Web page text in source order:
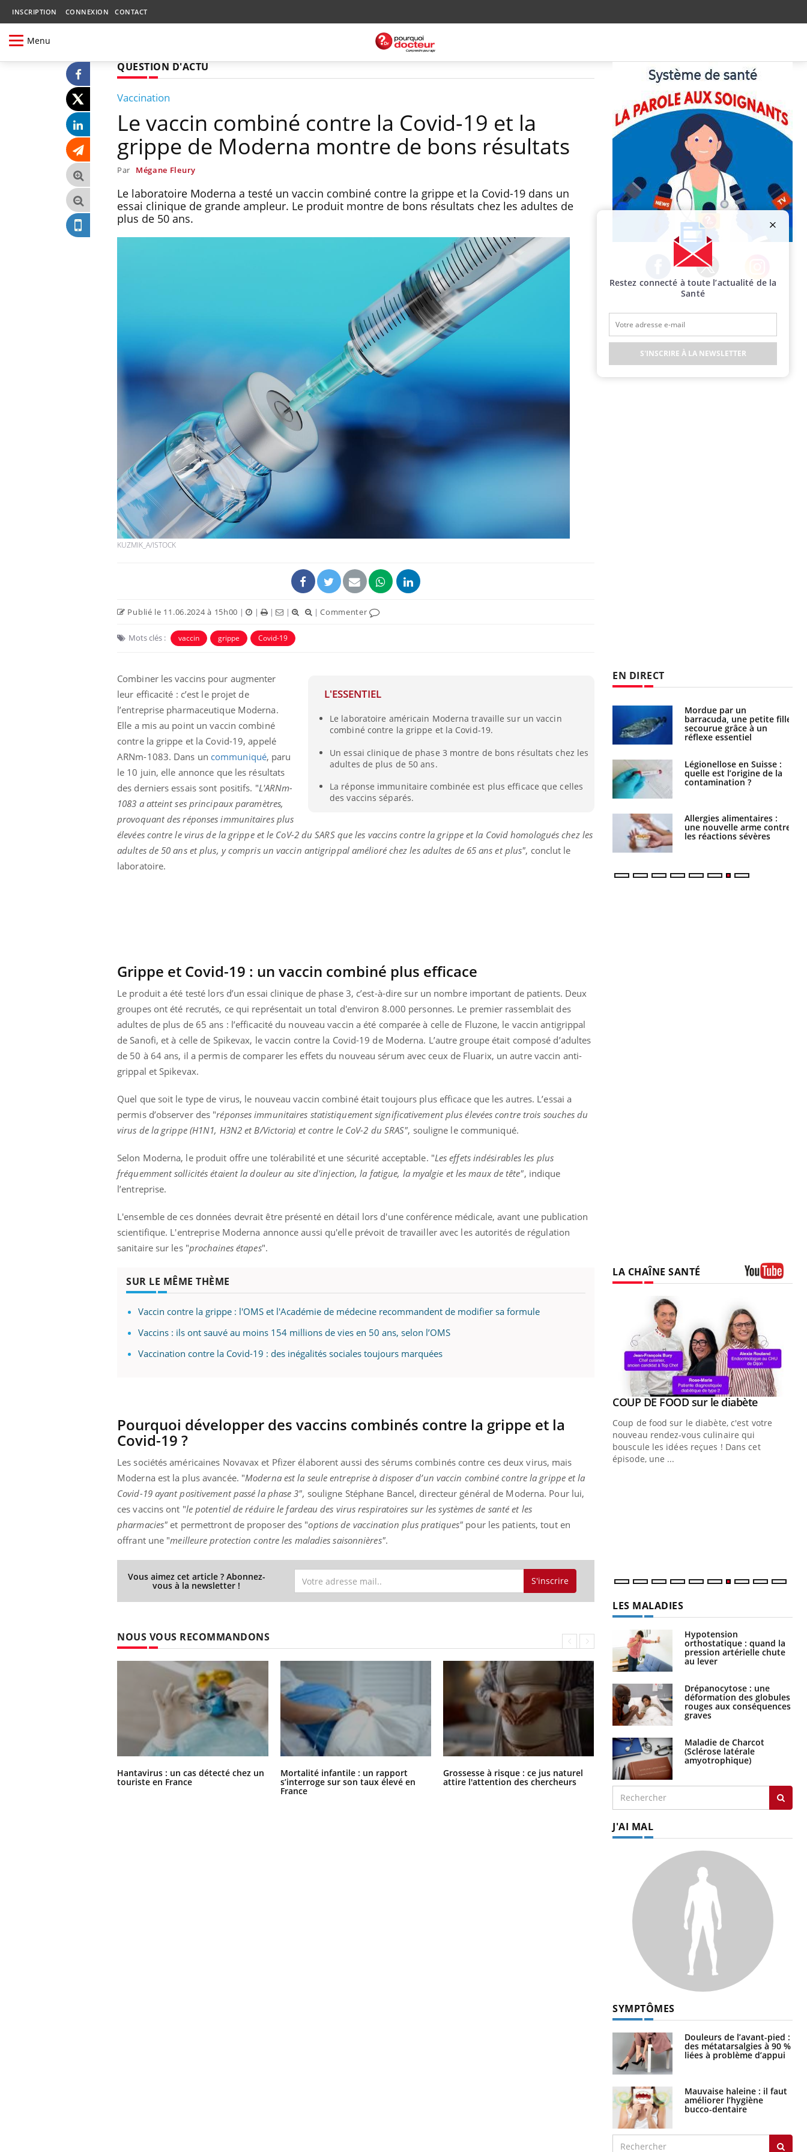
INSCRIPTION CONNEXION CONTACT
Menu
QUESTION D'ACTU
Vaccination
Le vaccin combiné contre la Covid-19 et la
grippe de Moderna montre de bons résultats
Par Mégane Fleury
Le laboratoire Moderna a testé un vaccin combiné contre la grippe et la Covid-19 dans un
essai clinique de grande ampleur. Le produit montre de bons résultats chez les adultes de
plus de 50 ans.
KUZMIK_A/ISTOCK
Publié le 11.06.2024 à 15h00 | | | | |Commenter
Mots clés : vaccin grippe Covid-19
L'ESSENTIEL
Le laboratoire américain Moderna travaille sur un vaccin
combiné contre la grippe et la Covid-19.
Un essai clinique de phase 3 montre de bons résultats chez les
adultes de plus de 50 ans.
La réponse immunitaire combinée est plus efficace que celles
des vaccins séparés.
Combiner les vaccins pour augmenter
leur efficacité : c’est le projet de
l’entreprise pharmaceutique Moderna.
Elle a mis au point un vaccin combiné
contre la grippe et la Covid-19, appelé
ARNm-1083. Dans un communiqué, paru
le 10 juin, elle annonce que les résultats
des derniers essais sont positifs. "L'ARNm-
1083 a atteint ses principaux paramètres,
provoquant des réponses immunitaires plus
élevées contre le virus de la grippe et le CoV-2 du SARS que les vaccins contre la grippe et la Covid homologués chez les
adultes de 50 ans et plus, y compris un vaccin antigrippal amélioré chez les adultes de 65 ans et plus", conclut le
laboratoire.
Grippe et Covid-19 : un vaccin combiné plus efficace
Le produit a été testé lors d’un essai clinique de phase 3, c’est-à-dire sur un nombre important de patients. Deux
groupes ont été recrutés, ce qui représentait un total d'environ 8.000 personnes. Le premier rassemblait des
adultes de plus de 65 ans : l’efficacité du nouveau vaccin a été comparée à celle de Fluzone, le vaccin antigrippal
de Sanofi, et à celle de Spikevax, le vaccin contre la Covid-19 de Moderna. L’autre groupe était composé d’adultes
de 50 à 64 ans, il a permis de comparer les effets du nouveau sérum avec ceux de Fluarix, un autre vaccin anti-
grippal et Spikevax.
Quel que soit le type de virus, le nouveau vaccin combiné était toujours plus efficace que les autres. L’essai a
permis d’observer des "réponses immunitaires statistiquement significativement plus élevées contre trois souches du
virus de la grippe (H1N1, H3N2 et B/Victoria) et contre le CoV-2 du SRAS", souligne le communiqué.
Selon Moderna, le produit offre une tolérabilité et une sécurité acceptable. "Les effets indésirables les plus
fréquemment sollicités étaient la douleur au site d'injection, la fatigue, la myalgie et les maux de tête", indique
l’entreprise.
L'ensemble de ces données devrait être présenté en détail lors d'une conférence médicale, avant une publication
scientifique. L'entreprise Moderna annonce aussi qu'elle prévoit de travailler avec les autorités de régulation
sanitaire sur les "prochaines étapes".
SUR LE MÊME THÈME
Vaccin contre la grippe : l'OMS et l'Académie de médecine recommandent de modifier sa formule
Vaccins : ils ont sauvé au moins 154 millions de vies en 50 ans, selon l’OMS
Vaccination contre la Covid-19 : des inégalités sociales toujours marquées
Pourquoi développer des vaccins combinés contre la grippe et la
Covid-19 ?
Les sociétés américaines Novavax et Pfizer élaborent aussi des sérums combinés contre ces deux virus, mais
Moderna est la plus avancée. "Moderna est la seule entreprise à disposer d’un vaccin combiné contre la grippe et la
Covid-19 ayant positivement passé la phase 3", souligne Stéphane Bancel, directeur général de Moderna. Pour lui,
ces vaccins ont "le potentiel de réduire le fardeau des virus respiratoires sur les systèmes de santé et les
pharmacies" et permettront de proposer des "options de vaccination plus pratiques" pour les patients, tout en
offrant une "meilleure protection contre les maladies saisonnières".
Vous aimez cet article ? Abonnez-
vous à la newsletter ! S'inscrire
NOUS VOUS RECOMMANDONS
Hantavirus : un cas détecté chez un
touriste en France
Mortalité infantile : un rapport
s’interroge sur son taux élevé en
France
Grossesse à risque : ce jus naturel
attire l'attention des chercheurs
Comment oublier les écrans en
vacances ?
Facebook Twitter Instagram
EN DIRECT
Fortes chaleurs :
pourquoi le risque de
noyade grimpe-t-il ?
Le Viagra pourrait-il
freiner la propagation du
Pourquoi manger moins
de protéines pourrait
finalement être bénéfique
que dit la science
Le smartphone nuit-il à
l'apprentissage de la
lecture ?
le coma pendant 42 jours
Mordue par un
barracuda, une petite fille
secourue grâce à un
réflexe essentiel
Légionellose en Suisse :
quelle est l’origine de la
contamination ?
Allergies alimentaires :
une nouvelle arme contre
les réactions sévères
Comment gérer le
sommeil des enfants en
vacances ?
Bilan prévention : ce que
les kinés pourront
bientôt faire
TDAH : quel est ce
traitement autorisé aux
États-Unis ?
LA CHAÎNE SANTÉ
Le Ramadan approche, et, pour de
nombreuses personnes atteintes de
diabète, c'est une période de questions, de
défis, mais ...
préventiveYoutube
mutualiste innove en matière de bilan de
numérique » permet ...
Youtube
COUP DE FOOD sur le diabèteYoutube
Coup de food sur le diabète, c'est votre
nouveau rendez-vous culinaire qui
bouscule les idées reçues ! Dans cet
épisode, une ...
LES MALADIES
Hypotension
orthostatique : quand la
pression artérielle chute
au lever
Drépanocytose : une
déformation des globules
rouges aux conséquences
graves
Maladie de Charcot
(Sclérose latérale
amyotrophique)
J'AI MAL
SYMPTÔMES
Douleurs de l’avant-pied :
des métatarsalgies à 90 %
liées à problème d’appui
Mauvaise haleine : il faut
améliorer l’hygiène
bucco-dentaire
Restez connecté à toute l’actualité de la
Santé
S'INSCRIRE À LA NEWSLETTER